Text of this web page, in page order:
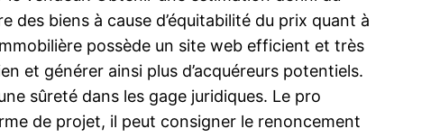
des biens à cause d’équitabilité du prix quant à
possède un site web efficient et très
et générer ainsi plus d’acquéreurs potentiels.
sûreté dans les gage juridiques. Le pro
de projet, il peut consigner le renoncement